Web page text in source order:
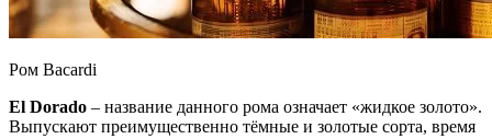
Ром Bacardi
El Dorado – название данного рома означает «жидкое золото».
Выпускают преимущественно тёмные и золотые сорта, время